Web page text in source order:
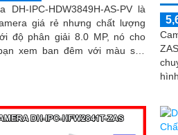
DH-IPC-HDW3849H-AS-PV là
giá rẻ nhưng chất lượng
xem ban đêm với màu sắc
này